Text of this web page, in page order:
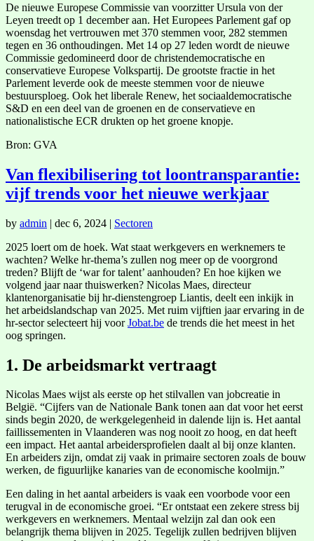
De nieuwe Europese Commissie van voorzitter Ursula von der
Leyen treedt op 1 december aan. Het Europees Parlement gaf op
woensdag het vertrouwen met 370 stemmen voor, 282 stemmen
tegen en 36 onthoudingen. Met 14 op 27 leden wordt de nieuwe
Commissie gedomineerd door de christendemocratische en
conservatieve Europese Volkspartij. De grootste fractie in het
Parlement leverde ook de meeste stemmen voor de nieuwe
bestuursploeg. Ook het liberale Renew, het sociaaldemocratische
S&D en een deel van de groenen en de conservatieve en
nationalistische ECR drukten op het groene knopje.
Bron: GVA
Van flexibilisering tot loontransparantie:
vijf trends voor het nieuwe werkjaar
by admin | dec 6, 2024 | Sectoren
2025 loert om de hoek. Wat staat werkgevers en werknemers te
wachten? Welke hr-thema’s zullen nog meer op de voorgrond
treden? Blijft de ‘war for talent’ aanhouden? En hoe kijken we
volgend jaar naar thuiswerken? Nicolas Maes, directeur
klantenorganisatie bij hr-dienstengroep Liantis, deelt een inkijk in
het arbeidslandschap van 2025. Met ruim vijftien jaar ervaring in de
hr-sector selecteert hij voorJobat.be de trends die het meest in het
oog springen.
1. De arbeidsmarkt vertraagt
Nicolas Maes wijst als eerste op het stilvallen van jobcreatie in
België. “Cijfers van de Nationale Bank tonen aan dat voor het eerst
sinds begin 2020, de werkgelegenheid in dalende lijn is. Het aantal
faillissementen in Vlaanderen was nog nooit zo hoog, en dat heeft
een impact. Het aantal arbeidersprofielen daalt al bij onze klanten.
En arbeiders zijn, omdat zij vaak in primaire sectoren zoals de bouw
werken, de figuurlijke kanaries van de economische koolmijn.”
Een daling in het aantal arbeiders is vaak een voorbode voor een
terugval in de economische groei. “Er ontstaat een zekere stress bij
werkgevers en werknemers. Mentaal welzijn zal dan ook een
belangrijk thema blijven in 2025. Tegelijk zullen bedrijven blijven